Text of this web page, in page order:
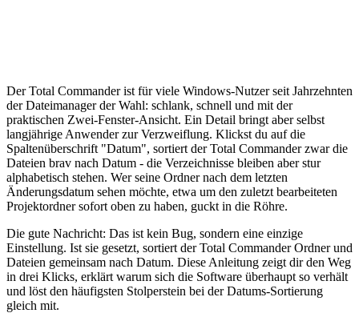
Der Total Commander ist für viele Windows-Nutzer seit Jahrzehnten
der Dateimanager der Wahl: schlank, schnell und mit der
praktischen Zwei-Fenster-Ansicht. Ein Detail bringt aber selbst
langjährige Anwender zur Verzweiflung. Klickst du auf die
Spaltenüberschrift "Datum", sortiert der Total Commander zwar die
Dateien brav nach Datum - die Verzeichnisse bleiben aber stur
alphabetisch stehen. Wer seine Ordner nach dem letzten
Änderungsdatum sehen möchte, etwa um den zuletzt bearbeiteten
Projektordner sofort oben zu haben, guckt in die Röhre.
Die gute Nachricht: Das ist kein Bug, sondern eine einzige
Einstellung. Ist sie gesetzt, sortiert der Total Commander Ordner und
Dateien gemeinsam nach Datum. Diese Anleitung zeigt dir den Weg
in drei Klicks, erklärt warum sich die Software überhaupt so verhält
und löst den häufigsten Stolperstein bei der Datums-Sortierung
gleich mit.